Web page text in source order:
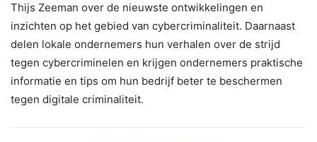
Thijs Zeeman over de nieuwste ontwikkelingen en
inzichten op het gebied van cybercriminaliteit. Daarnaast
delen lokale ondernemers hun verhalen over de strijd
tegen cybercriminelen en krijgen ondernemers praktische
informatie en tips om hun bedrijf beter te beschermen
tegen digitale criminaliteit.